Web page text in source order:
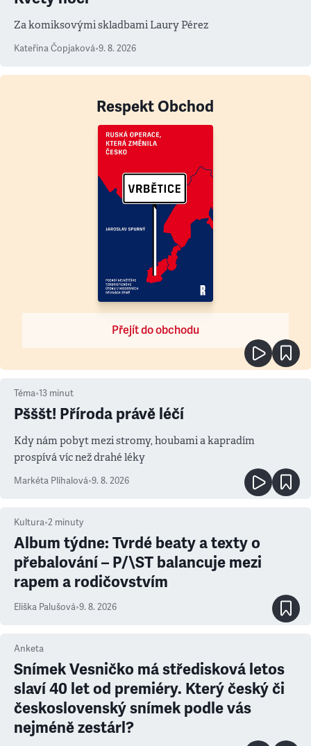
Za komiksovými skladbami Laury Pérez
Kateřina Čopjaková•9. 8. 2026
Respekt Obchod
Přejít do obchodu
Téma•13 minut
Pšššt! Příroda právě léčí
Kdy nám pobyt mezi stromy, houbami a kapradím
prospívá víc než drahé léky
Markéta Plíhalová•9. 8. 2026
Kultura•2 minuty
Album týdne: Tvrdé beaty a texty o
přebalování – P/\ST balancuje mezi
rapem a rodičovstvím
Eliška Palušová•9. 8. 2026
Anketa
Snímek Vesničko má středisková letos
slaví 40 let od premiéry. Který český či
československý snímek podle vás
nejméně zestárl?